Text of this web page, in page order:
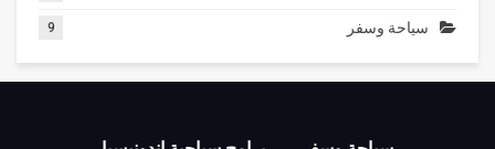
سياحة وسفر 9